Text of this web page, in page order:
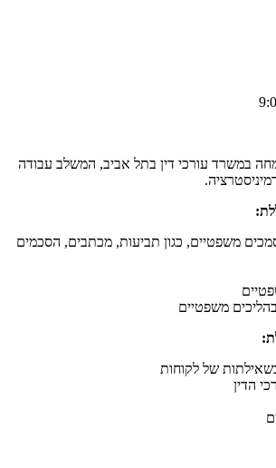
במשרד עורכי דין בתל אביב, המשלב עבודה
משפטיים, כגון תביעות, מכתבים, הסכמים
בהליכים משפטיים
של לקוחות
הדין